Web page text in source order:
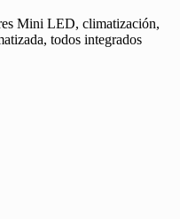
Mini LED, climatización,
todos integrados